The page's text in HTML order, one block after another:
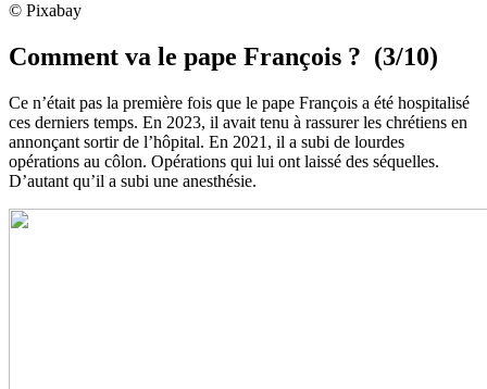
© Pixabay
Comment va le pape François ? (3/10)
Ce n’était pas la première fois que le pape François a été hospitalisé
ces derniers temps. En 2023, il avait tenu à rassurer les chrétiens en
annonçant sortir de l’hôpital. En 2021, il a subi de lourdes
opérations au côlon. Opérations qui lui ont laissé des séquelles.
D’autant qu’il a subi une anesthésie.